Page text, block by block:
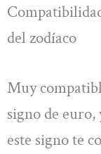
del zodíaco
Muy
signo de euro,
este signo te